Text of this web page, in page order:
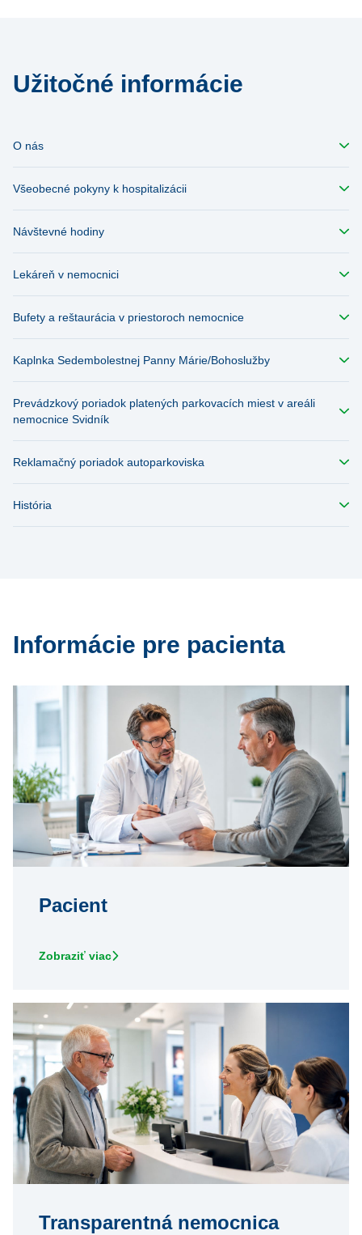
Užitočné informácie
O nás
Všeobecné pokyny k hospitalizácii
Návštevné hodiny
Lekáreň v nemocnici
Bufety a reštaurácia v priestoroch nemocnice
Kaplnka Sedembolestnej Panny Márie/Bohoslužby
Prevádzkový poriadok platených parkovacích miest v areáli
nemocnice Svidník
Reklamačný poriadok autoparkoviska
História
Informácie pre pacienta
Pacient
Zobraziť viac
Transparentná nemocnica